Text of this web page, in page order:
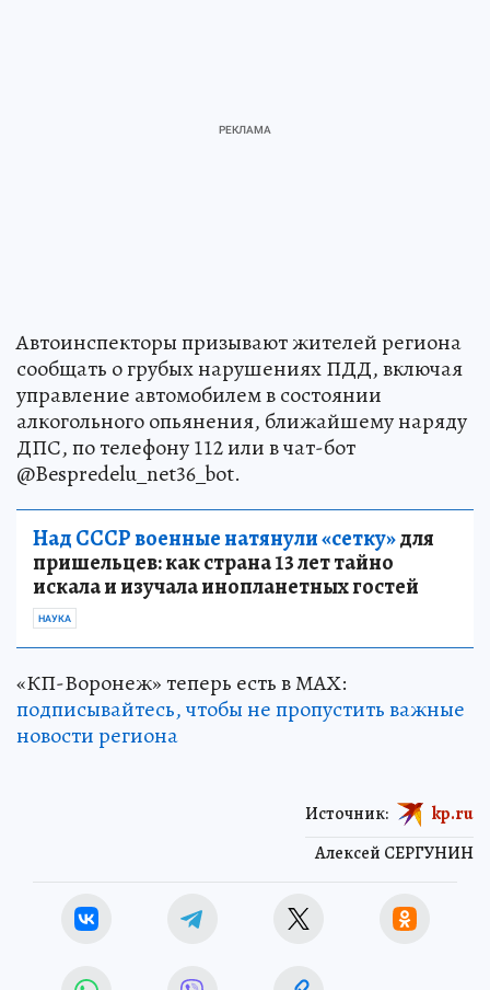
Автоинспекторы призывают жителей региона
сообщать о грубых нарушениях ПДД, включая
управление автомобилем в состоянии
алкогольного опьянения, ближайшему наряду
ДПС, по телефону 112 или в чат-бот
@Bespredelu_net36_bot.
Над СССР военные натянули «сетку»для
пришельцев: как страна 13 лет тайно
искала и изучала инопланетных гостей
НАУКА
«КП-Воронеж» теперь есть в МАХ:
подписывайтесь, чтобы не пропустить важные
новости региона
Алексей СЕРГУНИН
Источник: kp.ru